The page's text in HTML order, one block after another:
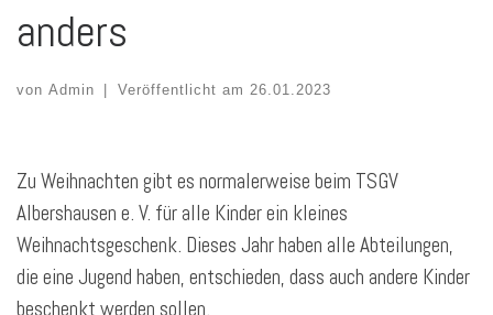
anders
von Admin Veröffentlicht am 26.01.2023
Zu Weihnachten gibt es normalerweise beim TSGV
Albershausen e. V. für alle Kinder ein kleines
Weihnachtsgeschenk. Dieses Jahr haben alle Abteilungen,
die eine Jugend haben, entschieden, dass auch andere Kinder
beschenkt werden sollen.